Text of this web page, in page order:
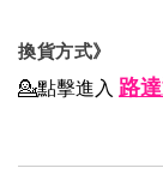
換貨方式》
💁點擊進入 路